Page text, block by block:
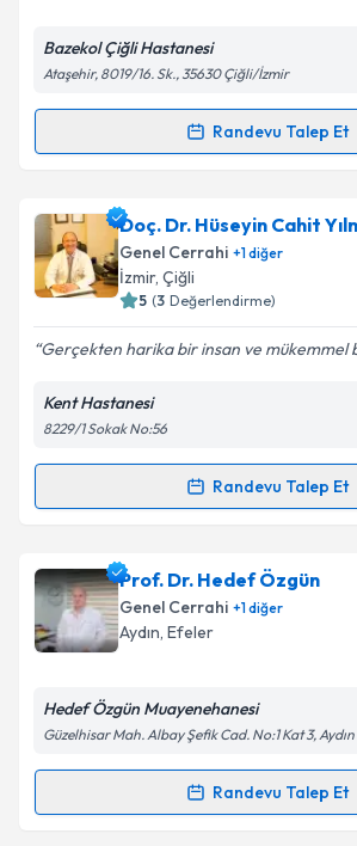
Kişisel verilerimin işlenmesine
kapsamda işlenmesini kabul
Takvim Talebini
Bazekol Çiğli Hastanesi
Ataşehir, 8019/16. Sk., 35630 Çiğli/İzmir
Randevu Talep Et
Randevu Takvimi Talebi
Doç. Dr. Ogün Erşeniçin randevu
oluşturun. Size bu uzmandan randevu
takvim hazırlandığında e-posta ile
Kişisel verilerimin işlenmesine
Metni'ni okudum ve kişisel
kapsamda işlenmesini kabul
Doç. Dr. Hüseyin Cahit
Genel Cerrahi +1diğer
İzmir, Çiğli
5 (3 Değerlendirme)
Gerçekten harika bir insan ve mükemmel
Kent Hastanesi
8229/1 Sokak No:56
Randevu Talep Et
Randevu Takvimi Talebi
Doç. Dr. Hüseyin Cahit Yılmaz
talebi oluşturun. Size bu uzmandan
için bir takvim hazırlandığında e-
bilgilendireceğiz.
E-posta Adresiniz
Kişisel verilerimin işlenmesine
Prof. Dr. Hedef Özgün
Genel Cerrahi +1diğer
Aydın, Efeler
Hedef Özgün Muayenehanesi
Güzelhisar Mah. Albay Şefik Cad. No:1 Kat 3, Aydın
Randevu Talep Et
Randevu Takvimi Talebi